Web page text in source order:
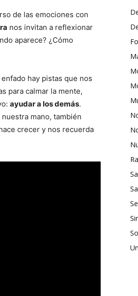
de las emociones con
nos invitan a reflexionar
aparece? ¿Cómo
hay pistas que nos
para calmar la mente,
ayudar a los demás.
mano, también
crecer y nos recuerda